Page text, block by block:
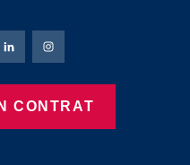
de Bierbaum-Proenen
X de Bierbaum-Proenen
Page LinkedIn de
Page Instagram de
CONTRAT